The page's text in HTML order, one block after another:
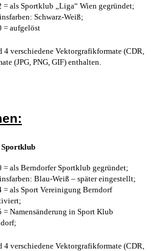
= als Sportklub „Liga“ Wien gegründet;
Schwarz-Weiß;
= aufgelöst
verschiedene Vektorgrafikformate (CDR,
(JPG, PNG, GIF) enthalten.
= als Berndorfer Sportklub gegründet;
Blau-Weiß – später eingestellt;
= als Sport Vereinigung Berndorf
= Namensänderung in Sport Klub
verschiedene Vektorgrafikformate (CDR,